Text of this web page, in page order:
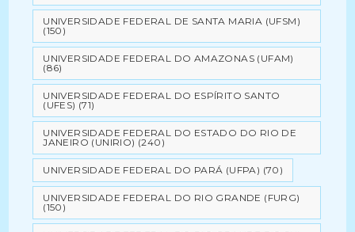
UNIVERSIDADE FEDERAL DE SANTA MARIA (UFSM)
(150)
UNIVERSIDADE FEDERAL DO AMAZONAS (UFAM)
(86)
UNIVERSIDADE FEDERAL DO ESPÍRITO SANTO
(UFES) (71)
UNIVERSIDADE FEDERAL DO ESTADO DO RIO DE
JANEIRO (UNIRIO) (240)
UNIVERSIDADE FEDERAL DO PARÁ (UFPA) (70)
UNIVERSIDADE FEDERAL DO RIO GRANDE (FURG)
(150)